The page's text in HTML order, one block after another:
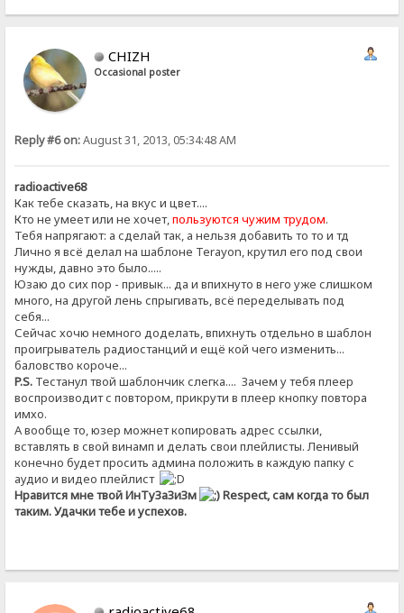
CHIZH
Occasional poster
Reply #6 on:August 31, 2013, 05:34:48 AM
radioactive68
Как тебе сказать, на вкус и цвет....
Кто не умеет или не хочет,пользуются чужим трудом.
Тебя напрягают: а сделай так, а нельзя добавить то то и тд
Лично я всё делал на шаблоне Terayon, крутил его под свои
нужды, давно это было.....
Юзаю до сих пор - привык... да и впихнуто в него уже слишком
много, на другой лень спрыгивать, всё переделывать под
себя...
Сейчас хочю немного доделать, впихнуть отдельно в шаблон
проигрыватель радиостанций и ещё кой чего изменить...
баловство короче...
P.S. Тестанул твой шаблончик слегка.... Зачем у тебя плеер
воспроизводит с повтором, прикрути в плеер кнопку повтора
имхо.
А вообще то, юзер можнет копировать адрес ссылки,
вставлять в свой винамп и делать свои плейлисты. Ленивый
конечно будет просить админа положить в каждую папку с
аудио и видео плейлист
Нравится мне твой ИнТуЗаЗиЗм
Respect, сам когда то был
таким. Удачки тебе и успехов.